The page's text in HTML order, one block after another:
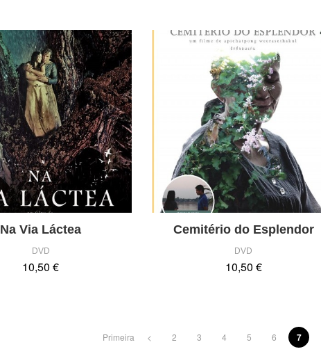
Na Via Láctea
DVD
10,50 €
Cemitério do Esplendor
DVD
10,50 €
Primeira < 2 3 4 5 6 7